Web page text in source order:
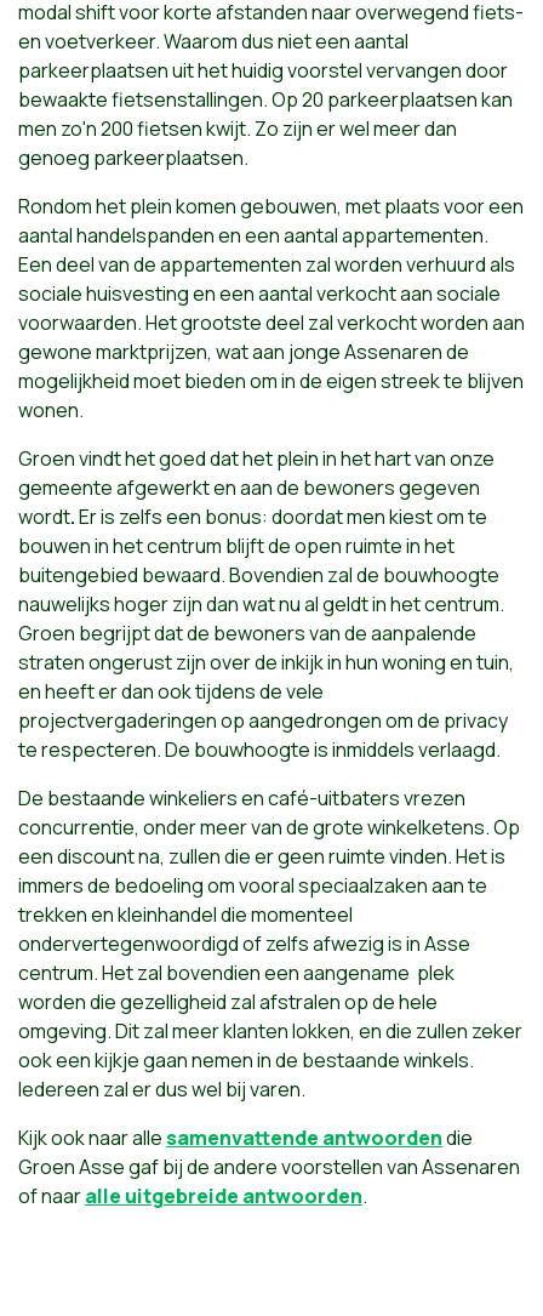
modal shift voor korte afstanden naar overwegend fiets-
en voetverkeer. Waarom dus niet een aantal
parkeerplaatsen uit het huidig voorstel vervangen door
bewaakte fietsenstallingen. Op 20 parkeerplaatsen kan
men zo'n 200 fietsen kwijt. Zo zijn er wel meer dan
genoeg parkeerplaatsen.
Rondom het plein komen gebouwen, met plaats voor een
aantal handelspanden en een aantal appartementen.
Een deel van de appartementen zal worden verhuurd als
sociale huisvesting en een aantal verkocht aan sociale
voorwaarden. Het grootste deel zal verkocht worden aan
gewone marktprijzen, wat aan jonge Assenaren de
mogelijkheid moet bieden om in de eigen streek te blijven
wonen.
Groen vindt het goed dat het plein in het hart van onze
gemeente afgewerkt en aan de bewoners gegeven
wordt.Er is zelfs een bonus: doordat men kiest om te
bouwen in het centrum blijft de open ruimte in het
buitengebied bewaard. Bovendien zal de bouwhoogte
nauwelijks hoger zijn dan wat nu al geldt in het centrum.
Groen begrijpt dat de bewoners van de aanpalende
straten ongerust zijn over de inkijk in hun woning en tuin,
en heeft er dan ook tijdens de vele
projectvergaderingen op aangedrongen om de privacy
te respecteren. De bouwhoogte is inmiddels verlaagd.
De bestaande winkeliers en café-uitbaters vrezen
concurrentie, onder meer van de grote winkelketens. Op
een discount na, zullen die er geen ruimte vinden. Het is
immers de bedoeling om vooral speciaalzaken aan te
trekken en kleinhandel die momenteel
ondervertegenwoordigd of zelfs afwezig is in Asse
centrum. Het zal bovendien een aangename plek
worden die gezelligheid zal afstralen op de hele
omgeving. Dit zal meer klanten lokken, en die zullen zeker
ook een kijkje gaan nemen in de bestaande winkels.
Iedereen zal er dus wel bij varen.
Kijk ook naar allesamenvattende antwoordendie
Groen Asse gaf bij de andere voorstellen van Assenaren
of naaralle uitgebreide antwoorden.